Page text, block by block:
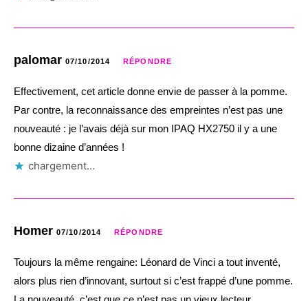
palomar 07/10/2014 RÉPONDRE
Effectivement, cet article donne envie de passer à la pomme.
Par contre, la reconnaissance des empreintes n’est pas une
nouveauté : je l’avais déjà sur mon IPAQ HX2750 il y a une
bonne dizaine d’années !
chargement…
Homer 07/10/2014 RÉPONDRE
Toujours la même rengaine: Léonard de Vinci a tout inventé,
alors plus rien d’innovant, surtout si c’est frappé d’une pomme.